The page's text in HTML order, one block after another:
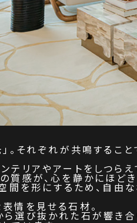
」。それぞれが共鳴する
リアやアートをしつらえ
質感が、心を静かにほどき
を形にするため、自由
情を見せる石材。
選び抜かれた石が響き合